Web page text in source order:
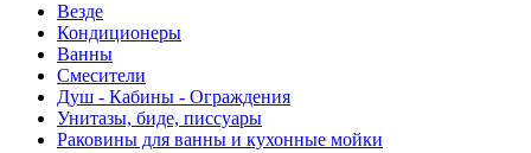
Везде
Кондиционеры
Ванны
Смесители
Душ - Кабины - Ограждения
Унитазы, биде, писсуары
Раковины для ванны и кухонные мойки